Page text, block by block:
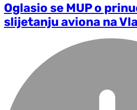
Oglasio se MUP o
slijetanju aviona na